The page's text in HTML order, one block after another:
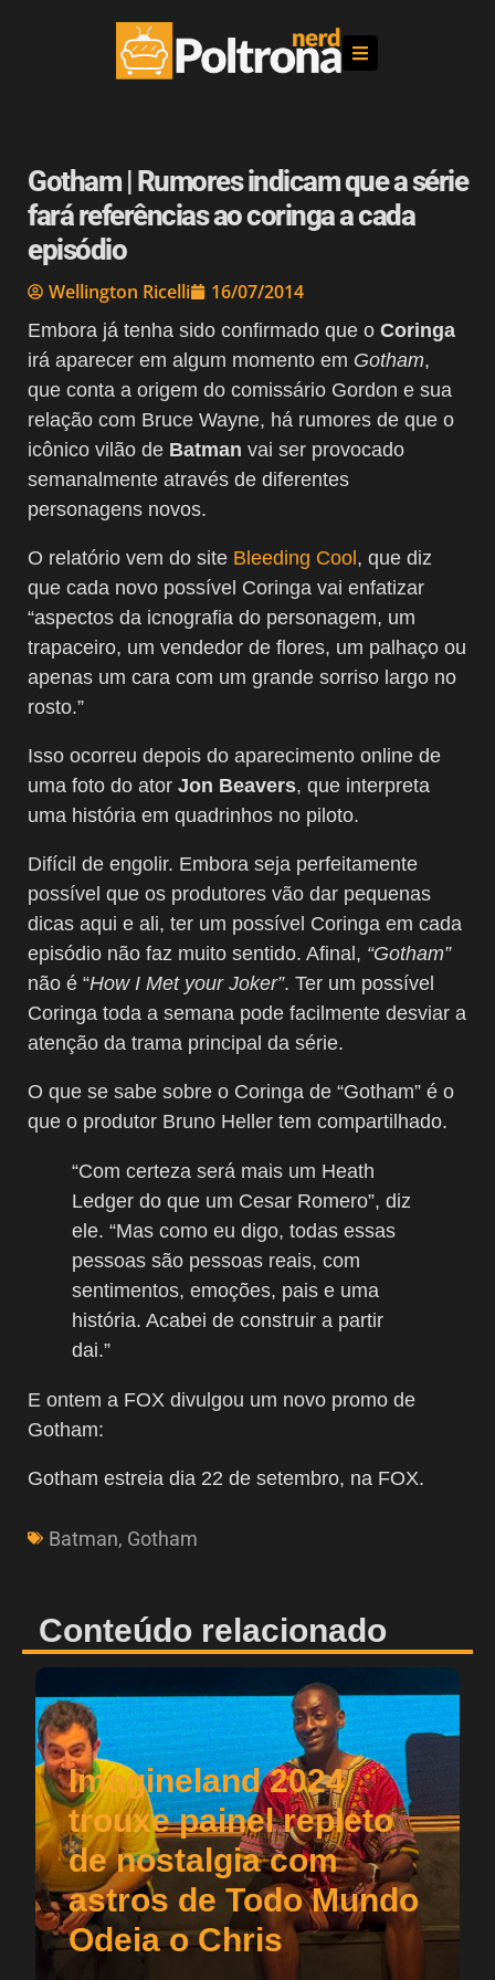
Gotham | Rumores indicam que a série
fará referências ao coringa a cada
episódio
Wellington Ricelli 16/07/2014
Embora já tenha sido confirmado que o Coringa
irá aparecer em algum momento em Gotham,
que conta a origem do comissário Gordon e sua
relação com Bruce Wayne, há rumores de que o
icônico vilão de Batman vai ser provocado
semanalmente através de diferentes
personagens novos.
O relatório vem do site Bleeding Cool, que diz
que cada novo possível Coringa vai enfatizar
“aspectos da icnografia do personagem, um
trapaceiro, um vendedor de flores, um palhaço ou
apenas um cara com um grande sorriso largo no
rosto.”
Isso ocorreu depois do aparecimento online de
uma foto do ator Jon Beavers, que interpreta
uma história em quadrinhos no piloto.
Difícil de engolir. Embora seja perfeitamente
possível que os produtores vão dar pequenas
dicas aqui e ali, ter um possível Coringa em cada
episódio não faz muito sentido. Afinal, “Gotham”
não é “How I Met your Joker”. Ter um possível
Coringa toda a semana pode facilmente desviar a
atenção da trama principal da série.
O que se sabe sobre o Coringa de “Gotham” é o
que o produtor Bruno Heller tem compartilhado.
“Com certeza será mais um Heath
Ledger do que um Cesar Romero”, diz
ele. “Mas como eu digo, todas essas
pessoas são pessoas reais, com
sentimentos, emoções, pais e uma
história. Acabei de construir a partir
dai.”
E ontem a FOX divulgou um novo promo de
Gotham:
Gotham estreia dia 22 de setembro, na FOX.
Batman, Gotham
Conteúdo relacionado
Imagineland 2024
trouxe painel repleto
de nostalgia com
astros de Todo Mundo
Odeia o Chris